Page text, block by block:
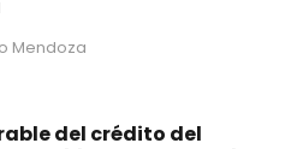
Mendoza
del crédito del